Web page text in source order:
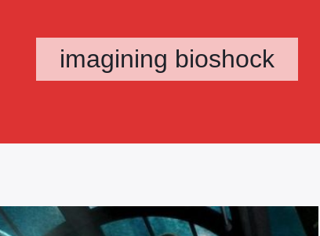
imagining bioshock